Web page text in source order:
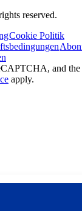
reserved.
Cookie Politik
and
apply.